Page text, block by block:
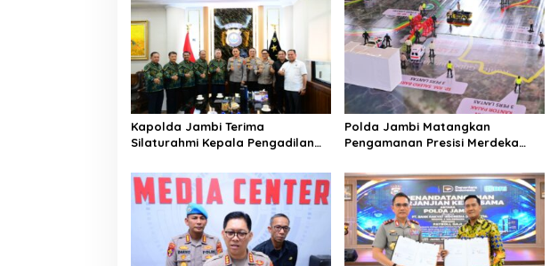
Kapolda Jambi Terima
Silaturahmi Kepala Pengadilan
Antar Lembaga Penegak Hukum
Polda Jambi Matangkan
Pengamanan Presisi Merdeka
Game